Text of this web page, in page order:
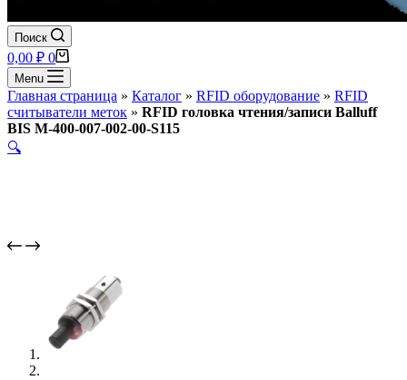
Поиск
Корзина
0,00 ₽ 0
Menu
Главная страница » Каталог » RFID оборудование » RFID
считыватели меток » RFID головка чтения/записи Balluff
BIS M-400-007-002-00-S115
🔍